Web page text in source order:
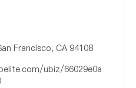
Francisco, CA 94108
ubiz/66029e0a